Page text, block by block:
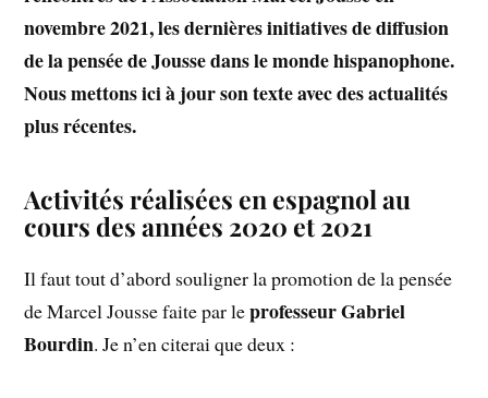
novembre 2021, les dernières initiatives de diffusion
de la pensée de Jousse dans le monde hispanophone.
Nous mettons ici à jour son texte avec des actualités
plus récentes.
Activités réalisées en espagnol au
cours des années 2020 et 2021
Il faut tout d’abord souligner la promotion de la pensée
de Marcel Jousse faite par leprofesseur Gabriel
Bourdin. Je n’en citerai que deux :